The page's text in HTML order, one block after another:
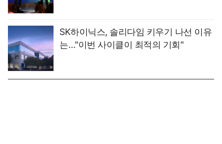
SK하이닉스, 솔리다임 키우기 나선 이유
는…"이번 사이클이 최적의 기회"